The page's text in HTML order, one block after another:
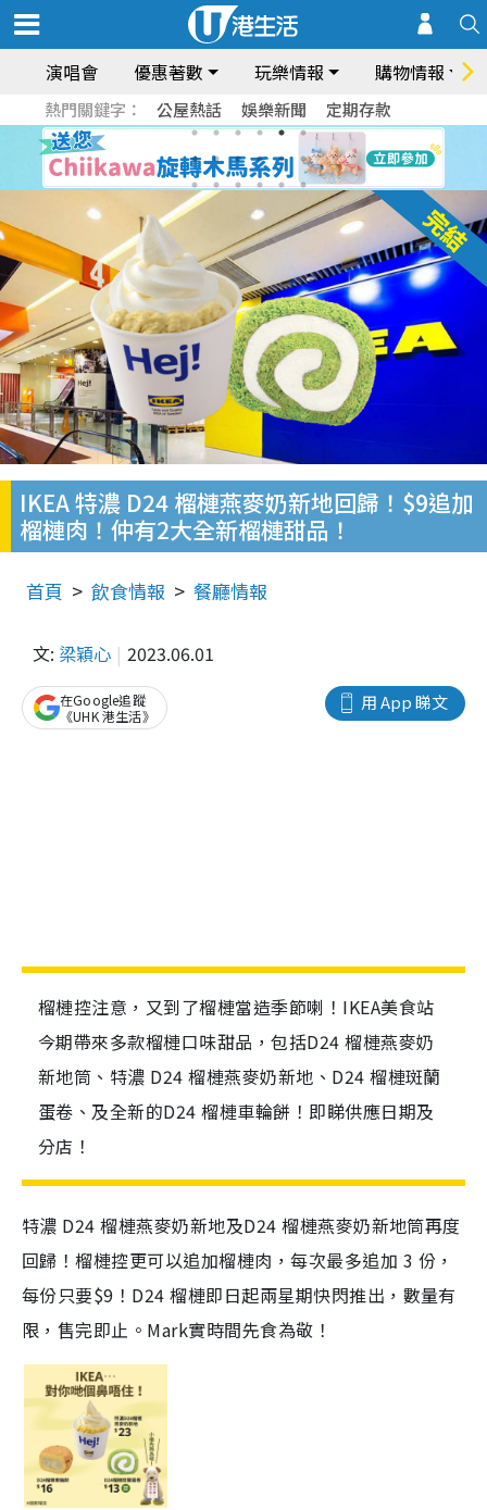
演唱會 優惠著數 玩樂情報 購物情報
熱門關鍵字： 公屋熱話 娛樂新聞 定期存款
IKEA 特濃 D24 榴槤燕麥奶新地回歸！$9追加
榴槤肉！仲有2大全新榴槤甜品！
首頁 飲食情報 餐廳情報
文: 梁穎心 2023.06.01
用 App 睇文
在Google追蹤
《UHK 港生活》
榴槤控注意，又到了榴槤當造季節喇！IKEA美食站
今期帶來多款榴槤口味甜品，包括D24 榴槤燕麥奶
新地筒、特濃 D24 榴槤燕麥奶新地、D24 榴槤斑蘭
蛋卷、及全新的D24 榴槤車輪餅！即睇供應日期及
分店！
特濃 D24 榴槤燕麥奶新地及D24 榴槤燕麥奶新地筒再度
回歸！榴槤控更可以追加榴槤肉，每次最多追加 3 份，
每份只要$9！D24 榴槤即日起兩星期快閃推出，數量有
限，售完即止。Mark實時間先食為敬！